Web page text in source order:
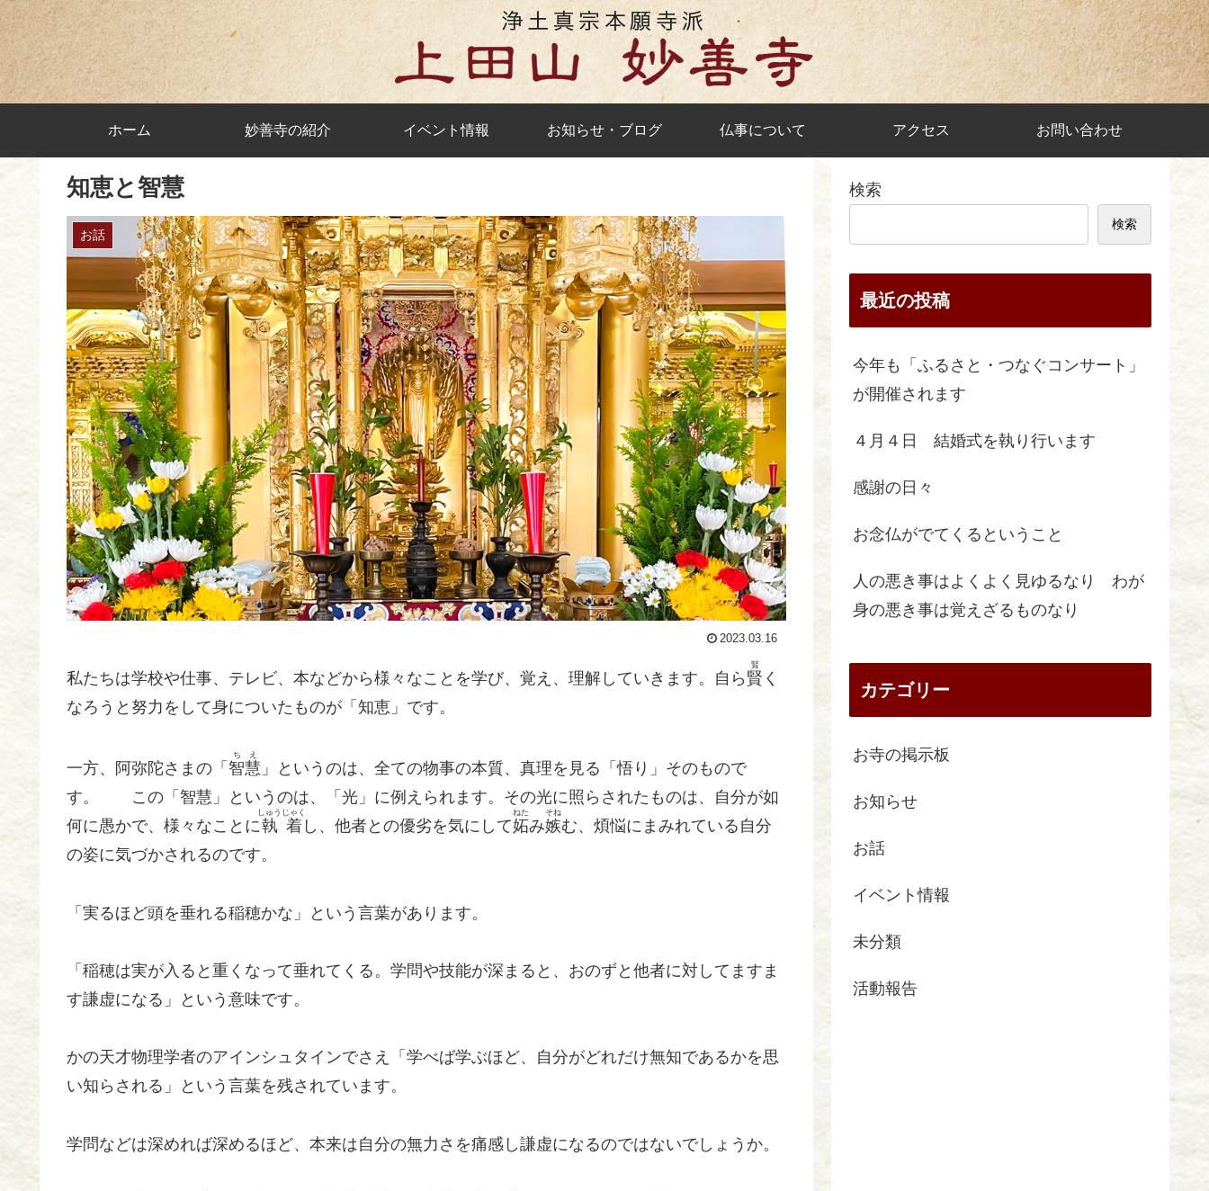
ホーム 妙善寺の紹介 イベント情報 お知らせ・ブログ 仏事について アクセス お問い合わせ
知恵と智慧
お話
2023.03.16
私たちは学校や仕事、テレビ、本などから様々なことを学び、覚え、理解していきます。自ら 賢
賢
く
なろうと努力をして身についたものが「知恵」です。
一方、阿弥陀さまの「 智慧
ちえ
」というのは、全ての物事の本質、真理を見る「悟り」そのもので
す。 この「智慧」というのは、「光」に例えられます。その光に照らされたものは、自分が如
何に愚かで、様々なことに執着
しゅうじゃく
し、他者との優劣を気にして妬
ねた
み嫉
そね
む、煩悩にまみれている自分
の姿に気づかされるのです。
「実るほど頭を垂れる稲穂かな」という言葉があります。
「稲穂は実が入ると重くなって垂れてくる。学問や技能が深まると、おのずと他者に対してますま
す謙虚になる」という意味です。
かの天才物理学者のアインシュタインでさえ「学べば学ぶほど、自分がどれだけ無知であるかを思
い知らされる」という言葉を残されています。
学問などは深めれば深めるほど、本来は自分の無力さを痛感し謙虚になるのではないでしょうか。
検索
検索
最近の投稿
今年も「ふるさと・つなぐコンサート」
が開催されます
４月４日 結婚式を執り行います
感謝の日々
お念仏がでてくるということ
人の悪き事はよくよく見ゆるなり わが
身の悪き事は覚えざるものなり
カテゴリー
お寺の掲示板
お知らせ
お話
イベント情報
未分類
活動報告